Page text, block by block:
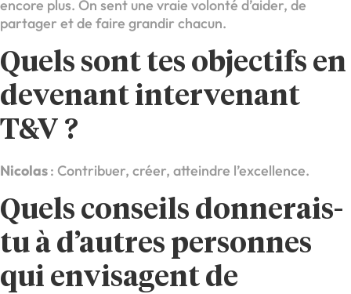
encore plus. On sent une vraie volonté d’aider, de
partager et de faire grandir chacun.
Quels sont tes objectifs en
devenant intervenant
T&V ?
Nicolas: Contribuer, créer, atteindre l’excellence.
Quels conseils donnerais-
tu à d’autres personnes
qui envisagent de